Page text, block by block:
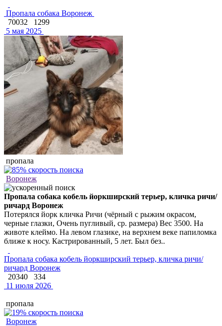
Пропала собака Воронеж
70032
1299
5 мая 2025
пропала
Воронеж
Пропала собака кобель йоркширский терьер, кличка ричи/
ричард Воронеж
Потерялся йорк кличка Ричи (чёрный с рыжим окрасом,
черные глазки, Очень пугливый, ср. размера) Вес 3500. На
животе клеймо. На левом глазике, на верхнем веке папиломка
ближе к носу. Кастрированный, 5 лет. Был без..
Пропала собака кобель йоркширский терьер, кличка ричи/
ричард Воронеж
20340
334
11 июля 2026
пропала
Воронеж